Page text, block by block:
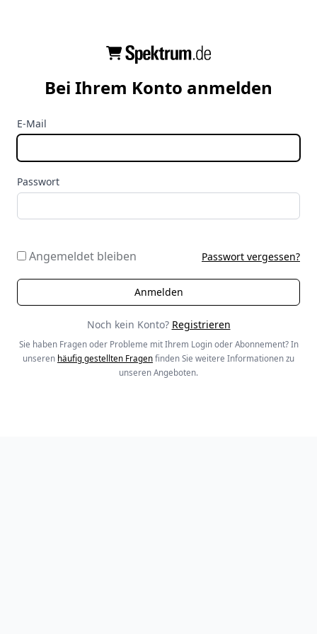
Bei Ihrem Konto anmelden
E-Mail
Passwort
Angemeldet bleiben Passwort vergessen?
Noch kein Konto? Registrieren
Sie haben Fragen oder Probleme mit Ihrem Login oder Abonnement? In
unseren häufig gestellten Fragen finden Sie weitere Informationen zu
unseren Angeboten.